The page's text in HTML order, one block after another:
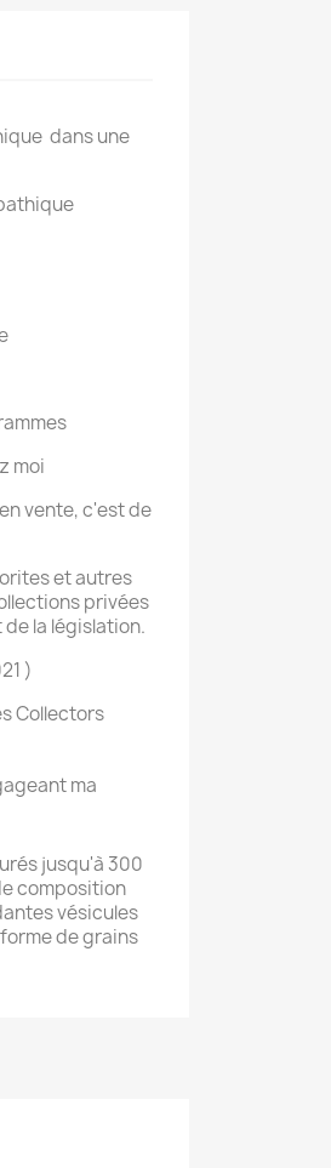
dans une
moi
vente, c'est de
et autres
privées
la législation.
)
Collectors
ma
jusqu'à 300
composition
vésicules
de grains